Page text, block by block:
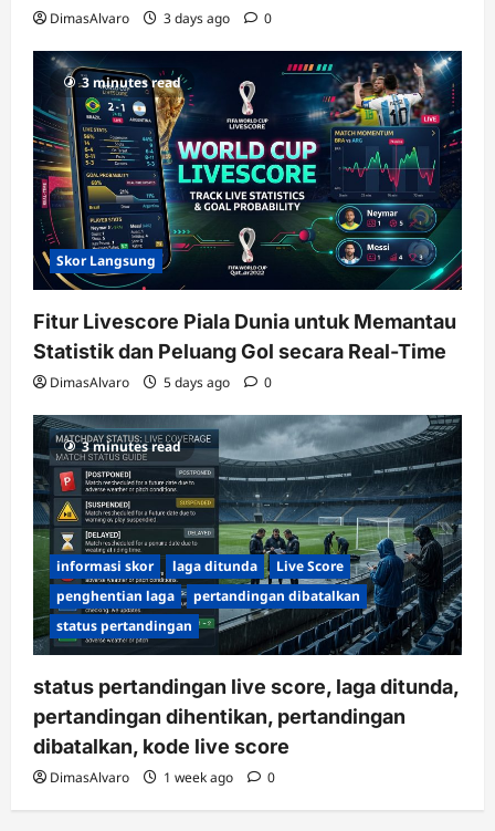
DimasAlvaro 3 days ago 0
3 minutes read
Skor Langsung
Fitur Livescore Piala Dunia untuk Memantau
Statistik dan Peluang Gol secara Real-Time
DimasAlvaro 5 days ago 0
3 minutes read
informasi skor laga ditunda
Live Score
penghentian laga
pertandingan dibatalkan
status pertandingan
status pertandingan live score, laga ditunda,
pertandingan dihentikan, pertandingan
dibatalkan, kode live score
DimasAlvaro 1 week ago 0